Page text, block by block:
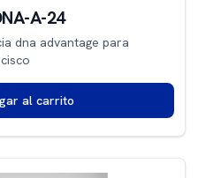
A-24
dna advantage para
al carrito